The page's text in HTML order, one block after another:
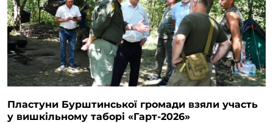
Пластуни Бурштинської громади взяли участь
у вишкільному таборі «Гарт-2026»